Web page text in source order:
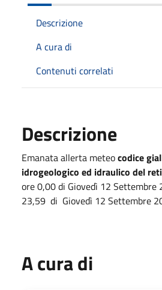
Descrizione
A cura di
Contenuti correlati
Descrizione
Emanata allerta meteocodice
idrogeologico ed idraulico del
ore 0,00 di Giovedì 12
23,59 di Giovedì 12 Settembre
A cura di